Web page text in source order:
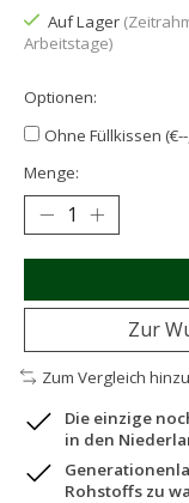
Auf Lager
Arbeitstage)
Optionen:
Ohne Füllkissen (€--
Menge:
Zur
Zum Vergleich
Die einzige
in den
Rohstoffs zu